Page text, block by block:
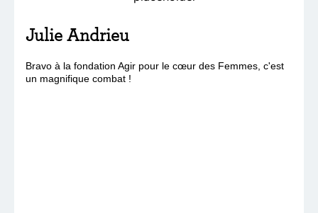
Julie Andrieu
Bravo à la fondation Agir pour le cœur des Femmes, c'est
un magnifique combat !